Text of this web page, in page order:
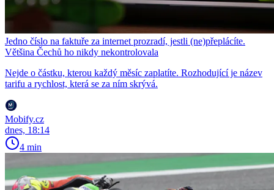
Jedno číslo na faktuře za internet prozradí, jestli (ne)přeplácíte.
Většina Čechů ho nikdy nekontrolovala
Nejde o částku, kterou každý měsíc zaplatíte. Rozhodující je název
tarifu a rychlost, která se za ním skrývá.
Mobify.cz
dnes, 18:14
4 min